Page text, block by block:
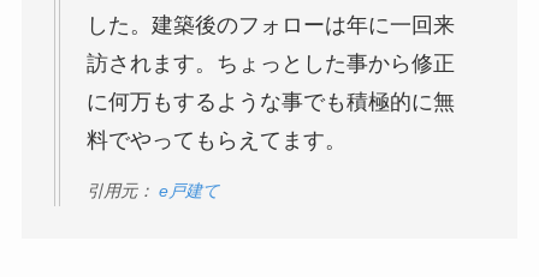
した。建築後のフォローは年に一回来
訪されます。ちょっとした事から修正
に何万もするような事でも積極的に無
料でやってもらえてます。
引用元： e戸建て